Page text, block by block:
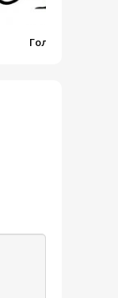
Голубой щенок